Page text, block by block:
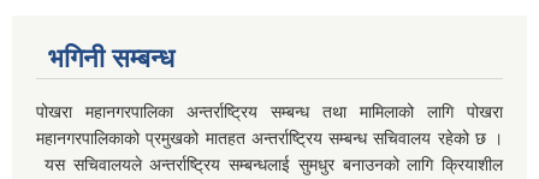
भगिनी सम्बन्ध
पोखरा महानगरपालिका अन्तर्राष्ट्रिय सम्बन्ध तथा मामिलाको लागि पोखरा
महानगरपालिकाको प्रमुखको मातहत अन्तर्राष्ट्रिय सम्बन्ध सचिवालय रहेको छ ।
यस सचिवालयले अन्तर्राष्ट्रिय सम्बन्धलाई सुमधुर बनाउनको लागि क्रियाशील